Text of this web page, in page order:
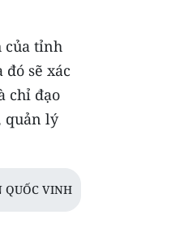
của tỉnh
sẽ xác
chỉ đạo
quản lý
QUỐC VINH